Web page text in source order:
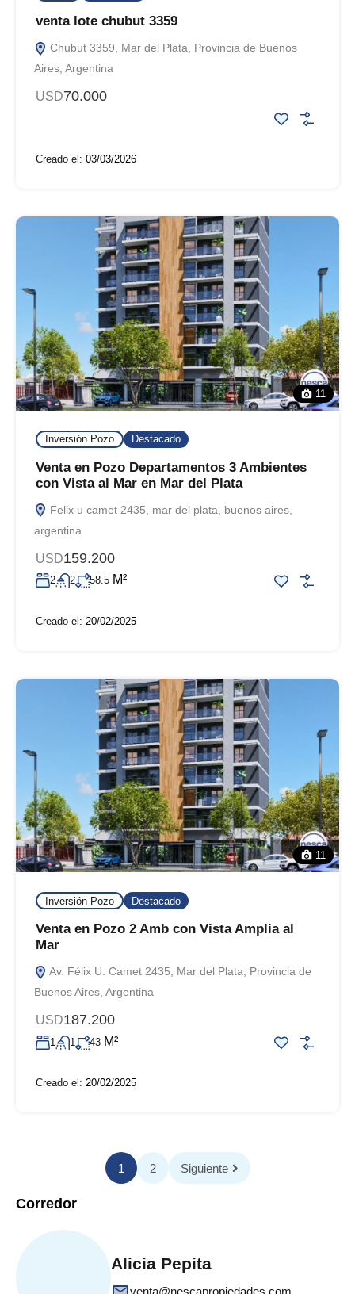
venta lote chubut 3359
Chubut 3359, Mar del Plata, Provincia de Buenos
Aires, Argentina
USD70.000
Creado el: 03/03/2026
11
Inversión Pozo Destacado
Venta en Pozo Departamentos 3 Ambientes
con Vista al Mar en Mar del Plata
Felix u camet 2435, mar del plata, buenos aires,
argentina
USD159.200
2 2 58.5 M²
Creado el: 20/02/2025
11
Inversión Pozo Destacado
Venta en Pozo 2 Amb con Vista Amplia al
Mar
Av. Félix U. Camet 2435, Mar del Plata, Provincia de
Buenos Aires, Argentina
USD187.200
1 1 43 M²
Creado el: 20/02/2025
1 2 Siguiente
Corredor
Alicia Pepita